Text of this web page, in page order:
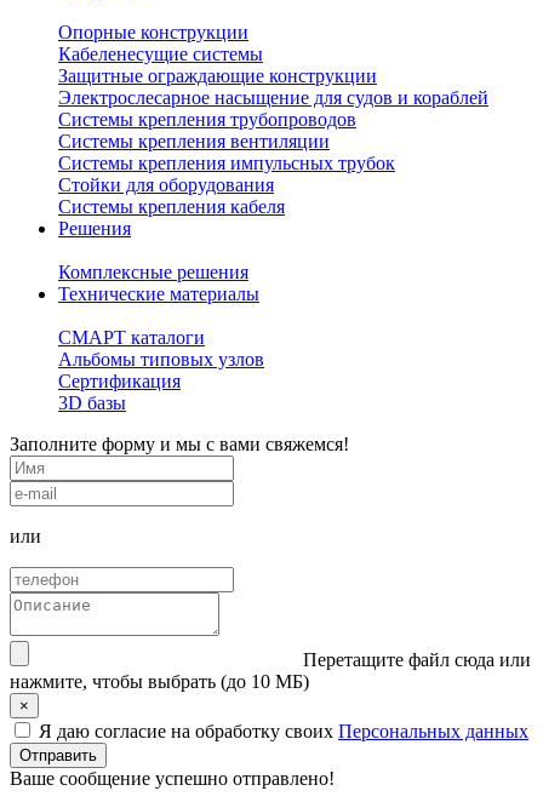
Опорные конструкции
Кабеленесущие системы
Защитные ограждающие конструкции
Электрослесарное насыщение для судов и кораблей
Системы крепления трубопроводов
Системы крепления вентиляции
Системы крепления импульсных трубок
Стойки для оборудования
Системы крепления кабеля
Решения
Комплексные решения
Технические материалы
СМАРТ каталоги
Альбомы типовых узлов
Сертификация
3D базы
Заполните форму и мы с вами свяжемся!
или
Перетащите файл сюда или
нажмите, чтобы выбрать (до 10 МБ)
×
Я даю согласие на обработку своих Персональных данных
Ваше сообщение успешно отправлено!